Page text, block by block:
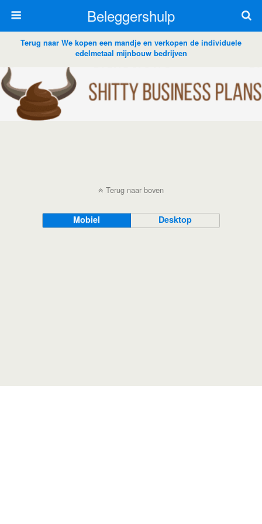
Beleggershulp
Terug naar We kopen een mandje en verkopen de individuele
edelmetaal mijnbouw bedrijven
Terug naar boven
Mobiel Desktop